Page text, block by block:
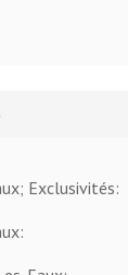
Exclusivités: